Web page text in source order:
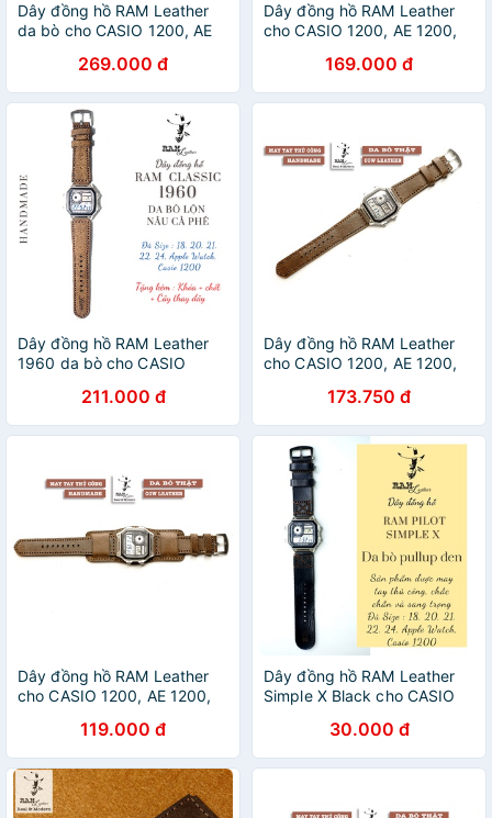
Dây đồng hồ RAM Leather
da bò cho CASIO 1200, AE
A168 , Size 18269.000 đ
Dây đồng hồ RAM Leather
cho CASIO 1200, AE 1200,
Size 18 DA BÒ THẬT
169.000 đ
Dây đồng hồ RAM Leather
1960 da bò cho CASIO
A159 , A168 , Size 18
211.000 đ
Dây đồng hồ RAM Leather
cho CASIO 1200, AE 1200,
Size 18 da bò vintage
173.750 đ
Dây đồng hồ RAM Leather
cho CASIO 1200, AE 1200,
Size 18 da bò thật
119.000 đ
Dây đồng hồ RAM Leather
Simple X Black cho CASIO
A159 , A168 , Size 18
30.000 đ